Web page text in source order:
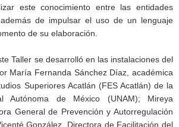
este conocimiento entre las entidades
de impulsar el uso de un lenguaje
de su elaboración.
Taller se desarrolló en las instalaciones del
María Fernanda Sánchez Díaz, académica
Superiores Acatlán (FES Acatlán) de la
Autónoma de México (UNAM); Mireya
General de Prevención y Autorregulación
González, Directora de Facilitación del